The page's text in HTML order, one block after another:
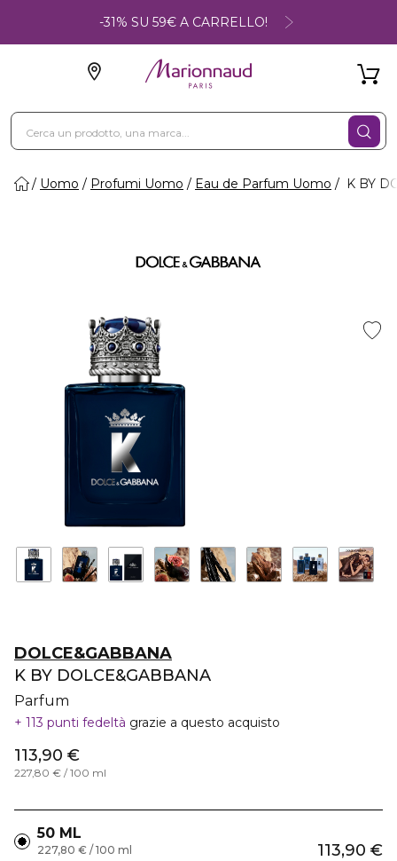
-31% SU 59€ A CARRELLO!
Uomo Profumi Uomo Eau de Parfum Uomo K BY
DOLCE&GABBANA
K BY DOLCE&GABBANA
Parfum
113 punti fedeltà grazie a questo acquisto
113,90 €
227,80 € / 100 ml
50 ML
113,90 €
227,80 € / 100 ml